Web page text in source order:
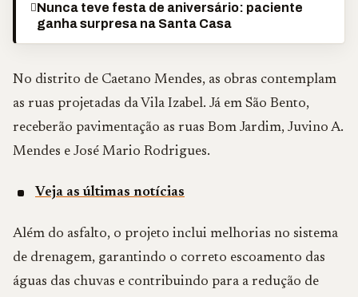
Nunca teve festa de aniversário: paciente
ganha surpresa na Santa Casa
No distrito de Caetano Mendes, as obras contemplam
as ruas projetadas da Vila Izabel. Já em São Bento,
receberão pavimentação as ruas Bom Jardim, Juvino A.
Mendes e José Mario Rodrigues.
Veja as últimas notícias
Além do asfalto, o projeto inclui melhorias no sistema
de drenagem, garantindo o correto escoamento das
águas das chuvas e contribuindo para a redução de